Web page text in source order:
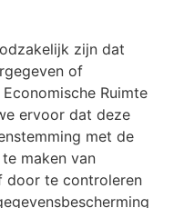
zijn dat
of
Ruimte
ervoor dat deze
met de
maken van
door te controleren